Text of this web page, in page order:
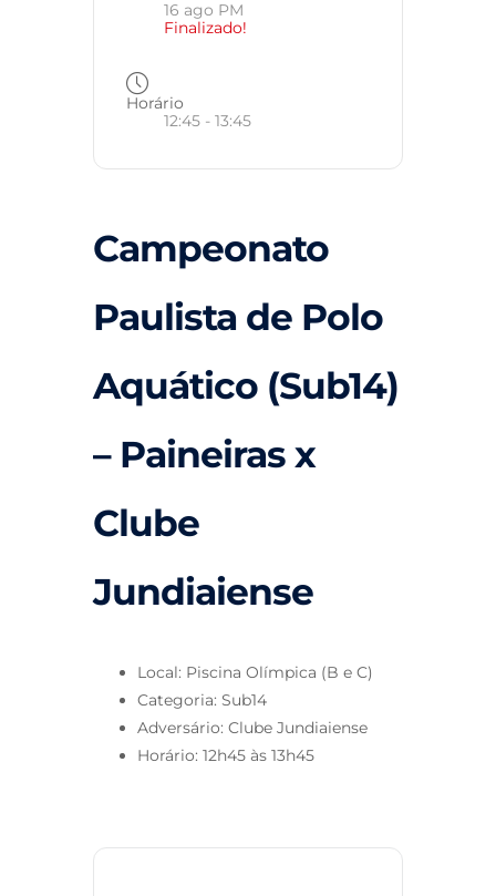
16 ago PM
Finalizado!
Horário
12:45 - 13:45
Campeonato
Paulista de Polo
Aquático (Sub14)
– Paineiras x
Clube
Jundiaiense
Local: Piscina Olímpica (B e C)
Categoria: Sub14
Adversário: Clube Jundiaiense
Horário: 12h45 às 13h45